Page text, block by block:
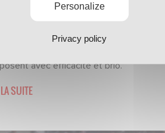
03/03/2012 - 20:47
fiche d'ASNL-OL
avec efficacité et brio.
SUITE
Personalize
Privacy policy